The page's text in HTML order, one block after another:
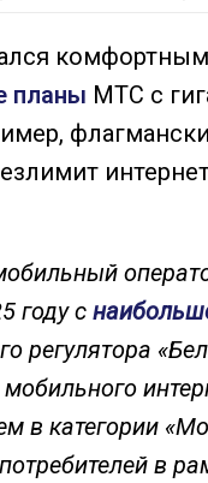
планы МТС с
году с
регулятора
в категории
в